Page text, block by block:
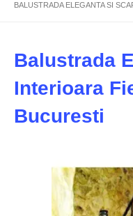
BALUSTRADA ELEGANTA SI
Balustrada
Interioara
Bucuresti